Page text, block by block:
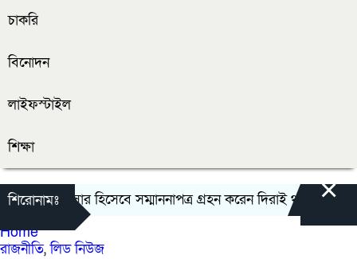
চাকরি
বিনোদন
লাইফস্টাইল
শিক্ষা
শিরোনামঃঅফিসার হিসেবে সম্মাননাপত্র গ্রহন করেন দিরাই থানার ওসি
×
Home
রাজনীতি,লিড নিউজ